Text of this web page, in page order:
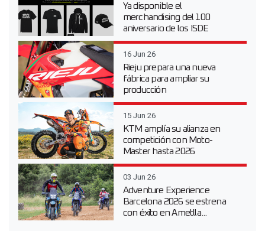
Ya disponible el
merchandising del 100
aniversario de los ISDE
16 Jun 26
Rieju prepara una nueva
fábrica para ampliar su
producción
15 Jun 26
KTM amplía su alianza en
competición con Moto-
Master hasta 2026
03 Jun 26
Adventure Experience
Barcelona 2026 se estrena
con éxito en Ametlla...